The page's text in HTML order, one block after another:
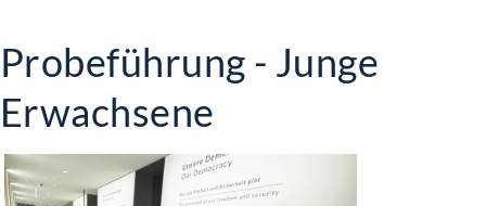
Probeführung - Junge
Erwachsene